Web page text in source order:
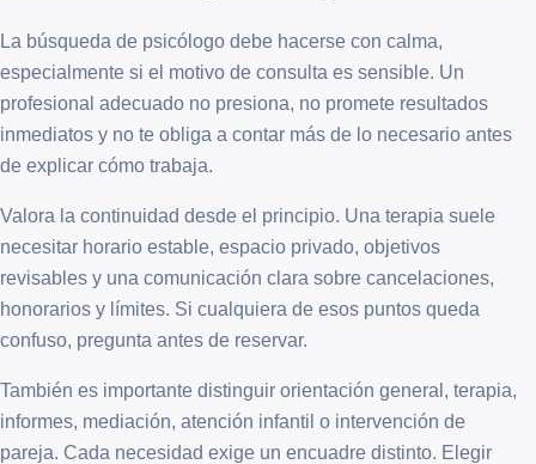
La búsqueda de psicólogo debe hacerse con calma,
especialmente si el motivo de consulta es sensible. Un
profesional adecuado no presiona, no promete resultados
inmediatos y no te obliga a contar más de lo necesario antes
de explicar cómo trabaja.
Valora la continuidad desde el principio. Una terapia suele
necesitar horario estable, espacio privado, objetivos
revisables y una comunicación clara sobre cancelaciones,
honorarios y límites. Si cualquiera de esos puntos queda
confuso, pregunta antes de reservar.
También es importante distinguir orientación general, terapia,
informes, mediación, atención infantil o intervención de
pareja. Cada necesidad exige un encuadre distinto. Elegir